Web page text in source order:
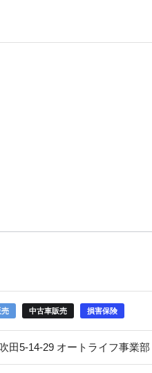
売 中古車販売 損害保険
田5-14-29 オートライフ事業部